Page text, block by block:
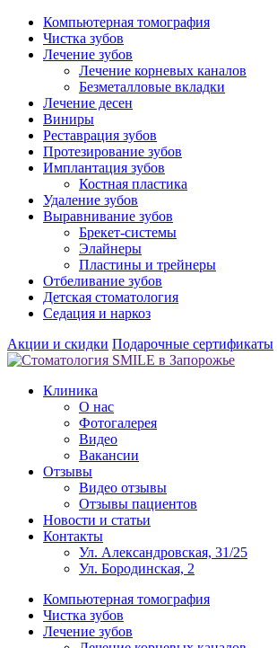
Компьютерная томография
Чистка зубов
Лечение зубов
Лечение корневых каналов
Безметалловые вкладки
Лечение десен
Виниры
Реставрация зубов
Протезирование зубов
Имплантация зубов
Костная пластика
Удаление зубов
Выравнивание зубов
Брекет-системы
Элайнеры
Пластины и трейнеры
Отбеливание зубов
Детская стоматология
Седация и наркоз
Акции и скидки Подарочные сертификаты
Клиника
О нас
Фотогалерея
Видео
Вакансии
Отзывы
Видео отзывы
Отзывы пациентов
Новости и статьи
Контакты
Ул. Александровская, 31/25
Ул. Бородинская, 2
Компьютерная томография
Чистка зубов
Лечение зубов